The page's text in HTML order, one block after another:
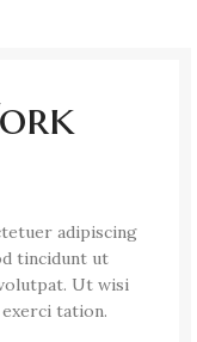
adipiscing
tincidunt ut
Ut wisi
tation.